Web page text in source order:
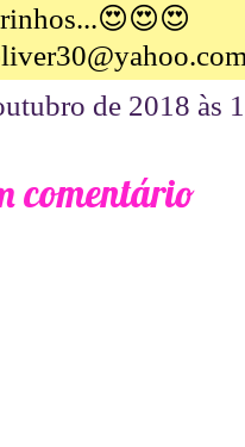
de 2018 às
comentário